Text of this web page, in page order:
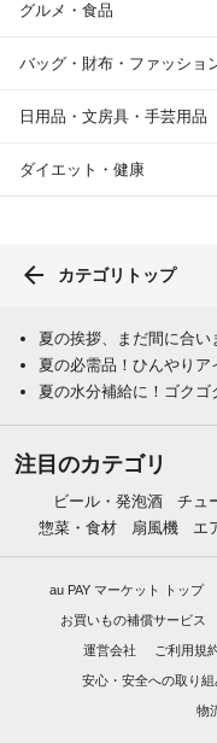
グルメ・食品
バッグ・財布・ファッショ
日用品・文房具・手芸用品
ダイエット・健康
カテゴリトップ
夏の挨拶、まだ間に合い
夏の必需品！ひんやりア
夏の水分補給に！ゴク
注目のカテゴリ
ビール・発泡酒 チュ
惣菜・食材
扇風機 エ
au PAY マーケット トップ
お買いもの補償サービス
運営会社 ご利用規
安心・安全への取り組
物